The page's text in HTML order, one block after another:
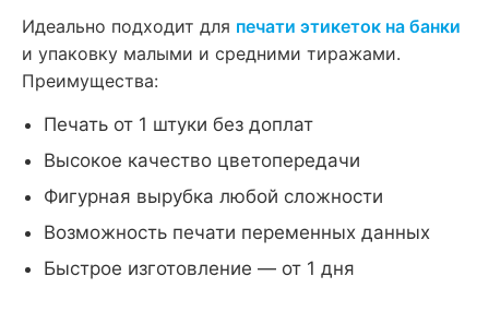
Идеально подходит для печати этикеток на банки
и упаковку малыми и средними тиражами.
Преимущества:
Печать от 1 штуки без доплат
Высокое качество цветопередачи
Фигурная вырубка любой сложности
Возможность печати переменных данных
Быстрое изготовление — от 1 дня